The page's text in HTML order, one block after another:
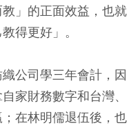
」的正面效益，也就
得更好」。
公司學三年會計，因
家財務數字和台灣、
在林明儒退伍後，也